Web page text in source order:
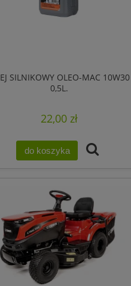
SILNIKOWY OLEO-MAC 10W30
0,5L.
22,00 zł
do koszyka